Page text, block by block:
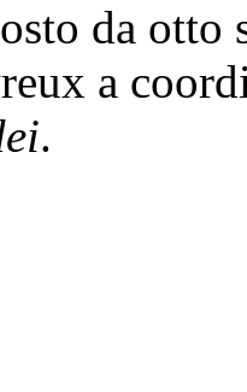
da otto
a
.